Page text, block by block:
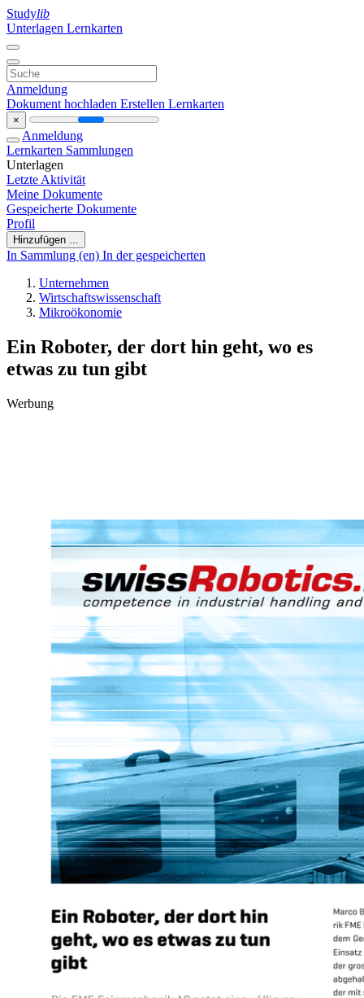
Studylib
Unterlagen Lernkarten
Anmeldung
Dokument hochladen Erstellen Lernkarten
×
Anmeldung
Lernkarten Sammlungen
Unterlagen
Letzte Aktivität
Meine Dokumente
Gespeicherte Dokumente
Profil
Hinzufügen ...
In Sammlung (en) In der gespeicherten
Unternehmen
Wirtschaftswissenschaft
Mikroökonomie
Ein Roboter, der dort hin geht, wo es
etwas zu tun gibt
Werbung